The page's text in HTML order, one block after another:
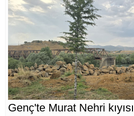
Genç'te Murat Nehri